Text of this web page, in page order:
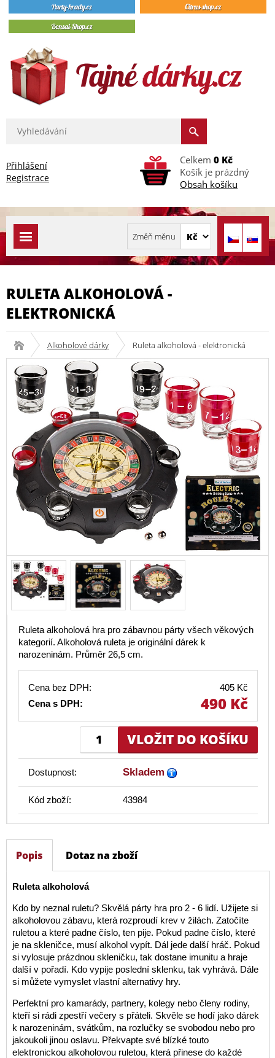
Přihlášení
Registrace
Celkem 0 Kč
Košík je prázdný
Obsah košíku
RULETA ALKOHOLOVÁ -
ELEKTRONICKÁ
Alkoholové dárky Ruleta alkoholová - elektronická
Ruleta alkoholová hra pro zábavnou párty všech věkových
kategorií. Alkoholová ruleta je originální dárek k
narozeninám. Průměr 26,5 cm.
Cena bez DPH:
405 Kč
Cena s DPH:
490 Kč
Dostupnost: Skladem
Kód zboží: 43984
Popis Dotaz na zboží
Ruleta alkoholová
Kdo by neznal ruletu? Skvělá párty hra pro 2 - 6 lidí. Užijete si
alkoholovou zábavu, která rozproudí krev v žilách. Zatočíte
ruletou a které padne číslo, ten pije. Pokud padne číslo, které
je na skleničce, musí alkohol vypít. Dál jede další hráč. Pokud
si vylosuje prázdnou skleničku, tak dostane imunitu a hraje
další v pořadí. Kdo vypije poslední sklenku, tak vyhrává. Dále
si můžete vymyslet vlastní alternativy hry.
Perfektní pro kamarády, partnery, kolegy nebo členy rodiny,
kteří si rádi zpestří večery s přáteli. Skvěle se hodí jako dárek
k narozeninám, svátkům, na rozlučky se svobodou nebo pro
jakoukoli jinou oslavu. Překvapte své blízké touto
elektronickou alkoholovou ruletou, která přinese do každé